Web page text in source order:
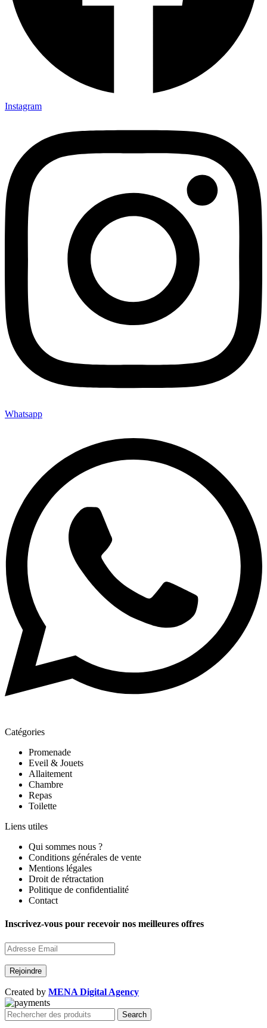
Instagram
Whatsapp
Catégories
Promenade
Eveil & Jouets
Allaitement
Chambre
Repas
Toilette
Liens utiles
Qui sommes nous ?
Conditions générales de vente
Mentions légales
Droit de rétractation
Politique de confidentialité
Contact
Inscrivez-vous pour recevoir nos meilleures offres
Created by MENA Digital Agency
Search